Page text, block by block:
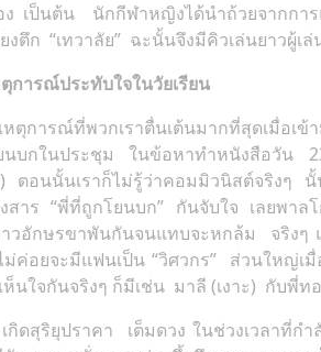
ง เป็นต้น นักกีฬาหญิงได้นำถ้วยจากกา
ยงตึก “เทวาลัย” ฉะนั้นจึงมีคิวเล่นยาวผู้
ตุการณ์ประทับใจในวัยเรียน
หตุการณ์ที่พวกเราตื่นเต้นมากที่สุดเมื่อเ
นบกในประชุม ในข้อหาทำหนังสือวัน
ตอนนั้นเราก็ไม่รู้ว่าคอมมิวนิสต์จริงๆ
งสาร “พี่ที่ถูกโยนบก” กันจับใจ เลยพ
าวอักษรขาพันกันจนแทบจะหกล้ม จริงๆ
ค่อยจะมีแฟนเป็น “วิศวกร” ส่วนใหญ่เ
ห็นใจกันจริงๆ ก็มีเช่น มาลี (เงาะ) กับพี่ท
กิดสุริยุปราคา เต็มดวง ในช่วงเวลาที่ก